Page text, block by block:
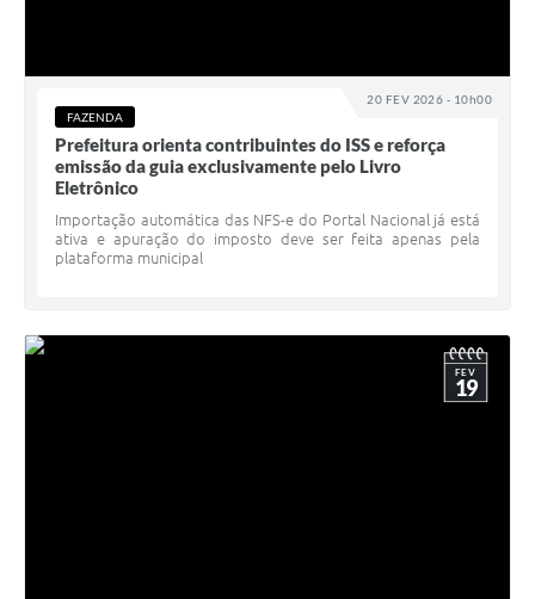
20 FEV 2026 - 10h00
FAZENDA
Prefeitura orienta contribuintes do ISS e reforça
emissão da guia exclusivamente pelo Livro
Eletrônico
Importação automática das NFS-e do Portal Nacional já está
ativa e apuração do imposto deve ser feita apenas pela
plataforma municipal
FEV
19